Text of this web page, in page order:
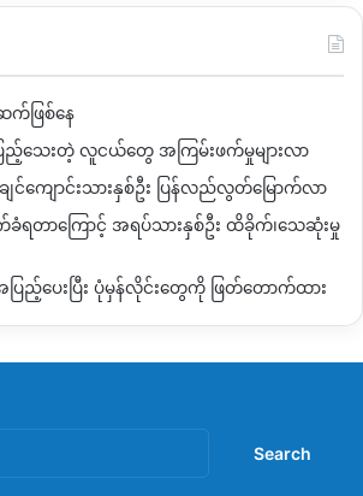
ဖြစ်နေ
ည့်သေးတဲ့ လူငယ်တွေ အကြမ်းဖက်မှုများလာ
ျင်ကျောင်းသားနှစ်ဦး ပြန်လည်လွတ်မြောက်လာ
ရတာကြောင့် အရပ်သားနှစ်ဦး ထိခိုက်၊သေဆုံးမှု
ြည့်ပေးပြီး ပုံမှန်လိုင်းတွေကို ဖြတ်တောက်ထား